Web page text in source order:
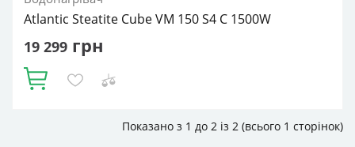
Atlantic Steatite Cube VM 150 S4 C 1500W
19 299 грн
Купити
Встановлення: Вертикальне
Тип ТЕНа:
Показано з 1 до 2 із 2 (всього 1 сторінок)